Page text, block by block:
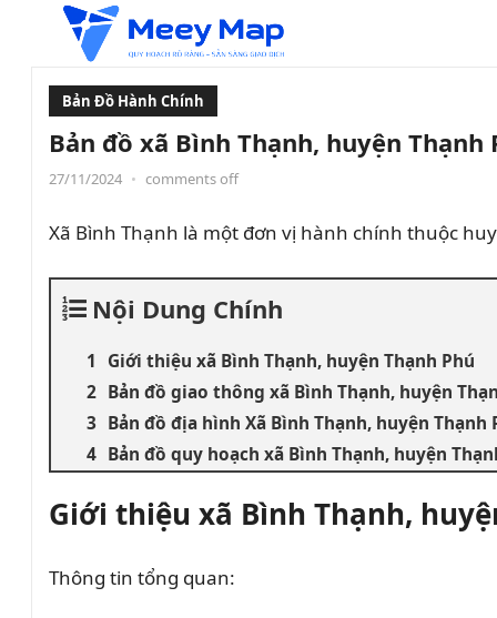
Bản Đồ Hành Chính
Bản đồ xã Bình Thạnh, huyện Thạnh
27/11/2024 • comments off
Xã Bình Thạnh là một đơn vị hành chính thuộc
Nội Dung Chính
Giới thiệu xã Bình Thạnh, huyện Thạnh Phú
Bản đồ giao thông xã Bình Thạnh, huyện
Bản đồ địa hình Xã Bình Thạnh, huyện Thạnh
Bản đồ quy hoạch xã Bình Thạnh, huyện
Giới thiệu xã Bình Thạnh,
Thông tin tổng quan: